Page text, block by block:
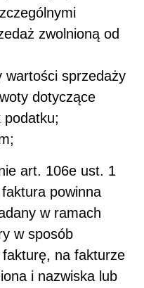
zwolnioną od
wartości sprzedaży
dotyczące
podatku;
art. 106e ust. 1
powinna
w ramach
w sposób
na fakturze
i nazwiska lub